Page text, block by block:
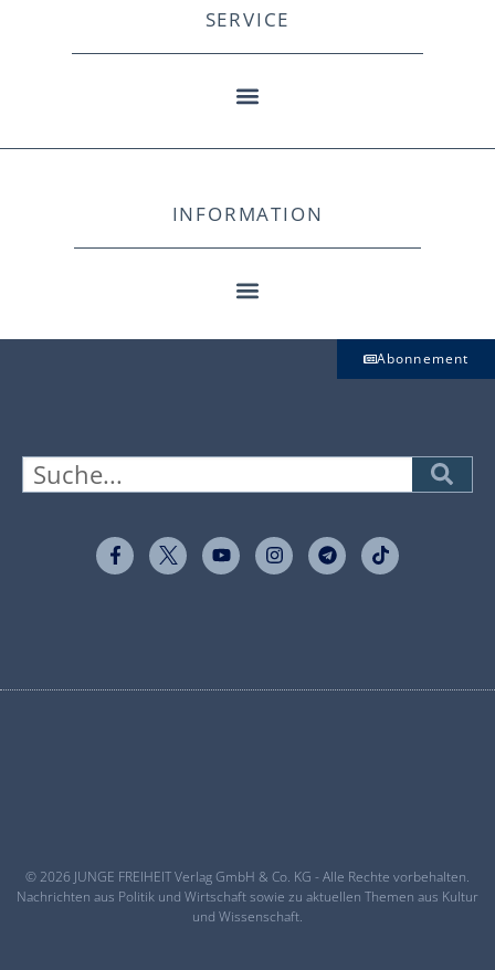
SERVICE
INFORMATION
Abonnement
© 2026 JUNGE FREIHEIT Verlag GmbH & Co. KG - Alle Rechte vorbehalten.
Nachrichten aus Politik und Wirtschaft sowie zu aktuellen Themen aus Kultur
und Wissenschaft.